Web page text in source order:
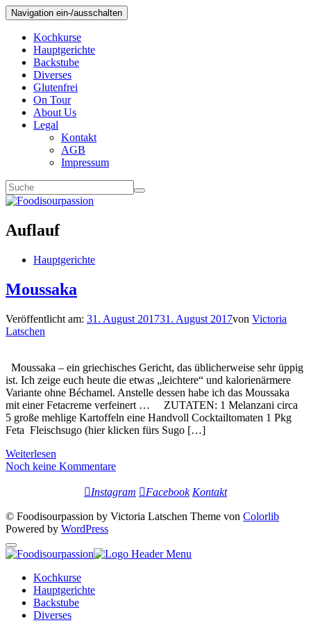
Navigation ein-/ausschalten
Kochkurse
Hauptgerichte
Backstube
Diverses
Glutenfrei
On Tour
About Us
Legal
Kontakt
AGB
Impressum
Auflauf
Hauptgerichte
Moussaka
Veröffentlicht am: 31. August 201731. August 2017von Victoria
Latschen
Moussaka – ein griechisches Gericht, das üblicherweise sehr üppig
ist. Ich zeige euch heute die etwas „leichtere“ und kalorienärmere
Variante ohne Béchamel. Anstelle dessen habe ich das Moussaka
mit einer Fetacreme verfeinert … ZUTATEN: 1 Melanzani circa
5 große mehlige Kartoffeln eine Handvoll Cocktailtomaten 1 Pkg
Feta Fleischsugo (hier klicken fürs Sugo […]
Weiterlesen
Noch keine Kommentare
Instagram Facebook Kontakt
© Foodisourpassion by Victoria Latschen Theme von Colorlib
Powered by WordPress
Kochkurse
Hauptgerichte
Backstube
Diverses